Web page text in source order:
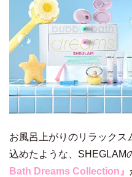
お風呂上がりのリラックス
込めたような、SHEGLAM
Bath Dreams Collection』